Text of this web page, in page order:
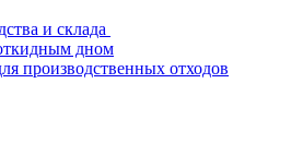
и склада
дном
производственных отходов